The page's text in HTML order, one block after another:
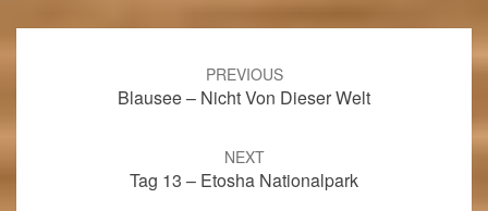
PREVIOUS
Blausee – Nicht Von Dieser Welt
NEXT
Tag 13 – Etosha Nationalpark